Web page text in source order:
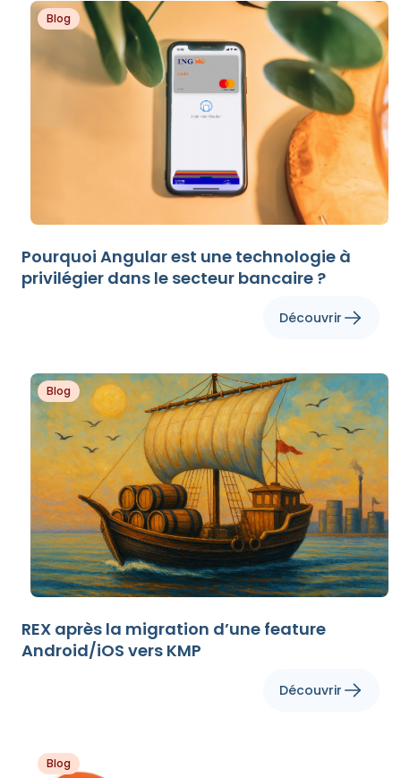
Blog
Pourquoi Angular est une technologie à
privilégier dans le secteur bancaire ?
Découvrir
Blog
REX après la migration d’une feature
Android/iOS vers KMP
Découvrir
Blog